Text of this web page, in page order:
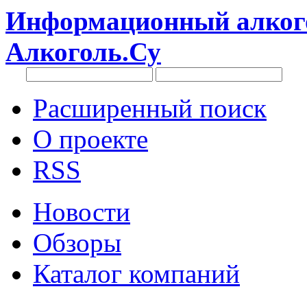
Информационный
Алкоголь.Су
Расширенный поиск
О проекте
RSS
Новости
Обзоры
Каталог компаний